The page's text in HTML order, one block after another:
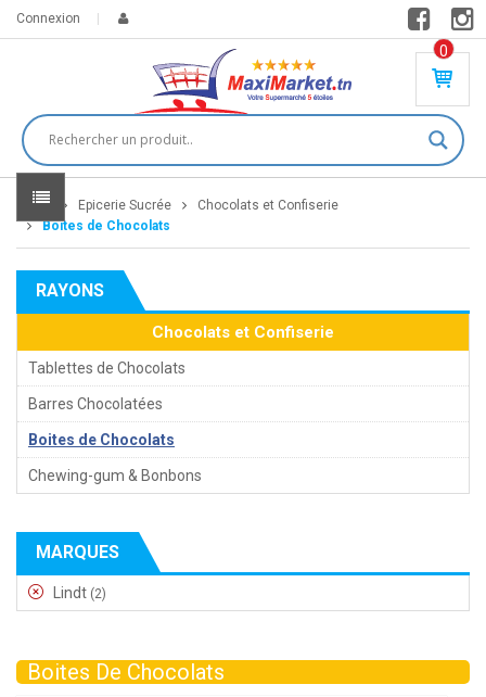
Connexion
0
PR
DU
IT(
S)
Home Epicerie Sucrée
Chocolats et Confiserie
Boites de Chocolats
RAYONS
Chocolats et Confiserie
Tablettes de Chocolats
Barres Chocolatées
Boites de Chocolats
Chewing-gum & Bonbons
MARQUES
Lindt (2)
Boites De Chocolats